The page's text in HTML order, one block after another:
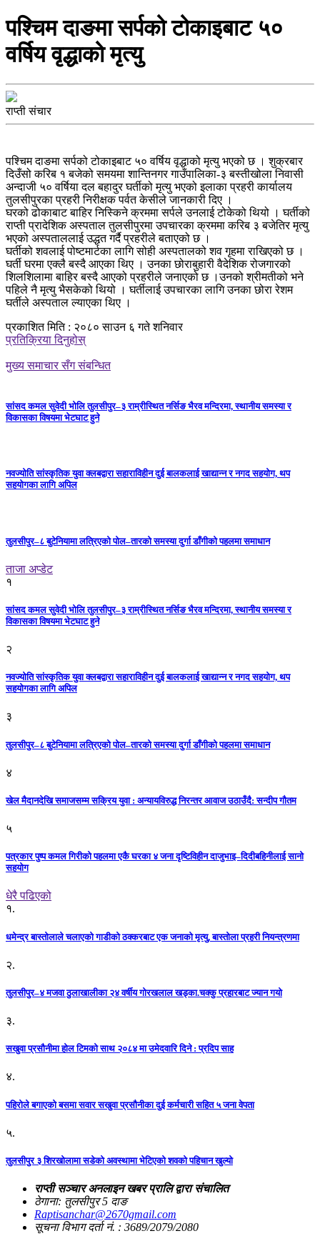
पश्चिम दाङमा सर्पको टोकाइबाट ५०
वर्षिय वृद्धाको मृत्यु
राप्ती संचार
पश्चिम दाङमा सर्पको टोकाइबाट ५० वर्षिय वृद्धाको मृत्यु भएको छ । शुक्रबार
दिउँसो करिब १ बजेको समयमा शान्तिनगर गाउँपालिका-३ बस्तीखोला निवासी
अन्दाजी ५० वर्षिया दल बहादुर घर्तीको मृत्यु भएको इलाका प्रहरी कार्यालय
तुलसीपुरका प्रहरी निरीक्षक पर्वत केसीले जानकारी दिए ।
घरको ढोकाबाट बाहिर निस्किने क्रममा सर्पले उनलाई टोकेको थियो । घर्तीको
राप्ती प्रादेशिक अस्पताल तुलसीपुरमा उपचारका क्रममा करिब ३ बजेतिर मृत्यु
भएको अस्पताललाई उद्धत गर्दै प्रहरीले बताएको छ ।
घर्तीको शवलाई पोष्टमार्टका लागि सोही अस्पतालको शव गृहमा राखिएको छ ।
घर्ती घरमा एक्लै बस्दै आएका थिए । उनका छोराबुहारी वैदेशिक रोजगारको
शिलशिलामा बाहिर बस्दै आएको प्रहरीले जनाएको छ ।उनको श्रीमतीको भने
पहिले नै मृत्यु भैसकेको थियो । घर्तीलाई उपचारका लागि उनका छोरा रेशम
घर्तीले अस्पताल ल्याएका थिए ।
प्रकाशित मिति : २०८० साउन ६ गते शनिवार
प्रतिक्रिया दिनुहोस्
मुख्य समाचार सँग संबन्धित
सांसद कमल सुवेदी भोलि तुलसीपुर–३ राम्रीस्थित नर्सिङ भैरव मन्दिरमा, स्थानीय समस्या र
विकासका विषयमा भेटघाट हुने
नवज्योति सांस्कृतिक युवा क्लबद्वारा सहाराविहीन दुई बालकलाई खाद्यान्न र नगद सहयोग, थप
सहयोगका लागि अपिल
तुलसीपुर–८ बुटेनियामा लत्रिएको पोल–तारको समस्या दुर्गा डाँगीको पहलमा समाधान
ताजा अप्डेट
१
सांसद कमल सुवेदी भोलि तुलसीपुर–३ राम्रीस्थित नर्सिङ भैरव मन्दिरमा, स्थानीय समस्या र
विकासका विषयमा भेटघाट हुने
२
नवज्योति सांस्कृतिक युवा क्लबद्वारा सहाराविहीन दुई बालकलाई खाद्यान्न र नगद सहयोग, थप
सहयोगका लागि अपिल
३
तुलसीपुर–८ बुटेनियामा लत्रिएको पोल–तारको समस्या दुर्गा डाँगीको पहलमा समाधान
४
खेल मैदानदेखि समाजसम्म सक्रिय युवा : अन्यायविरुद्ध निरन्तर आवाज उठाउँदै: सन्दीप गौतम
५
पत्रकार पुष्प कमल गिरीको पहलमा एकै घरका ४ जना दृष्टिविहीन दाजुभाइ–दिदीबहिनीलाई सानो
सहयोग
धेरै पढिएको
१.
धमेन्द्र बास्तोलाले चलाएको गाडीको ठक्करबाट एक जनाको मृत्यु, बास्तोला प्रहरी नियन्त्रणमा
२.
तुलसीपुर–४ मजवा ठुलाखालीका २४ वर्षीय गोरखलाल खड्का.चक्कु प्रहारबाट ज्यान गयो
३.
सखुवा प्रसौनीमा होल टिमको साथ २०८४ मा उमेदवारि दिने : प्रदिप साह
४.
पहिराेले बगाएकाे बसमा सवार सखुवा प्रसाैनीका दुई कर्मचारी सहित ५ जना वेपता
५.
तुलसीपुर ३ शिरखोलामा सडेको अवस्थामा भेटिएको शवको पहिचान खुल्यो
राप्ती सञ्चार अनलाइन खबर प्रालि द्वारा संचालित
ठेगाना: तुलसीपुर 5 दाङ
Raptisanchar@2670gmail.com
सूचना विभाग दर्ता नं. : 3689/2079/2080